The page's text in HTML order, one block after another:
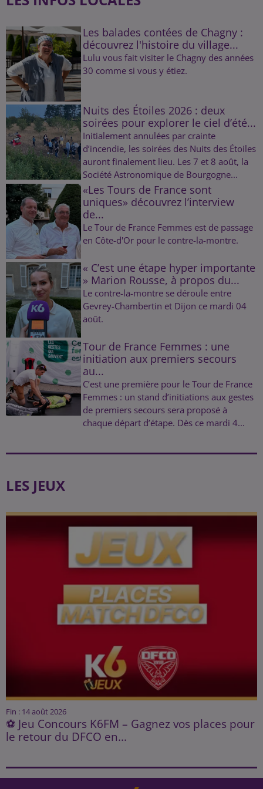
Les balades contées de Chagny :
découvrez l'histoire du village...
Lulu vous fait visiter le Chagny des années
30 comme si vous y étiez.
Nuits des Étoiles 2026 : deux
soirées pour explorer le ciel d’été...
Initialement annulées par crainte
d’incendie, les soirées des Nuits des Étoiles
auront finalement lieu. Les 7 et 8 août, la
Société Astronomique de Bourgogne...
«Les Tours de France sont
uniques» découvrez l’interview
de...
Le Tour de France Femmes est de passage
en Côte-d'Or pour le contre-la-montre.
« C’est une étape hyper importante
» Marion Rousse, à propos du...
Le contre-la-montre se déroule entre
Gevrey-Chambertin et Dijon ce mardi 04
août.
Tour de France Femmes : une
initiation aux premiers secours
au...
C’est une première pour le Tour de France
Femmes : un stand d’initiations aux gestes
de premiers secours sera proposé à
chaque départ d’étape. Dès ce mardi 4...
LES JEUX
Fin : 14 août 2026
⚽ Jeu Concours K6FM – Gagnez vos places pour
le retour du DFCO en...